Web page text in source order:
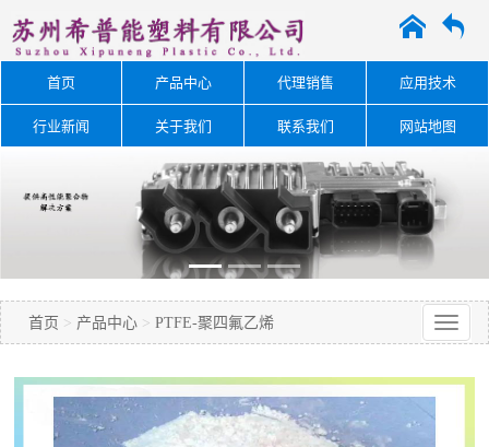
A O
首页 产品中心 代理销售 应用技术
行业新闻 关于我们 联系我们 网站地图
首页 > 产品中心 > PTFE-聚四氟乙烯